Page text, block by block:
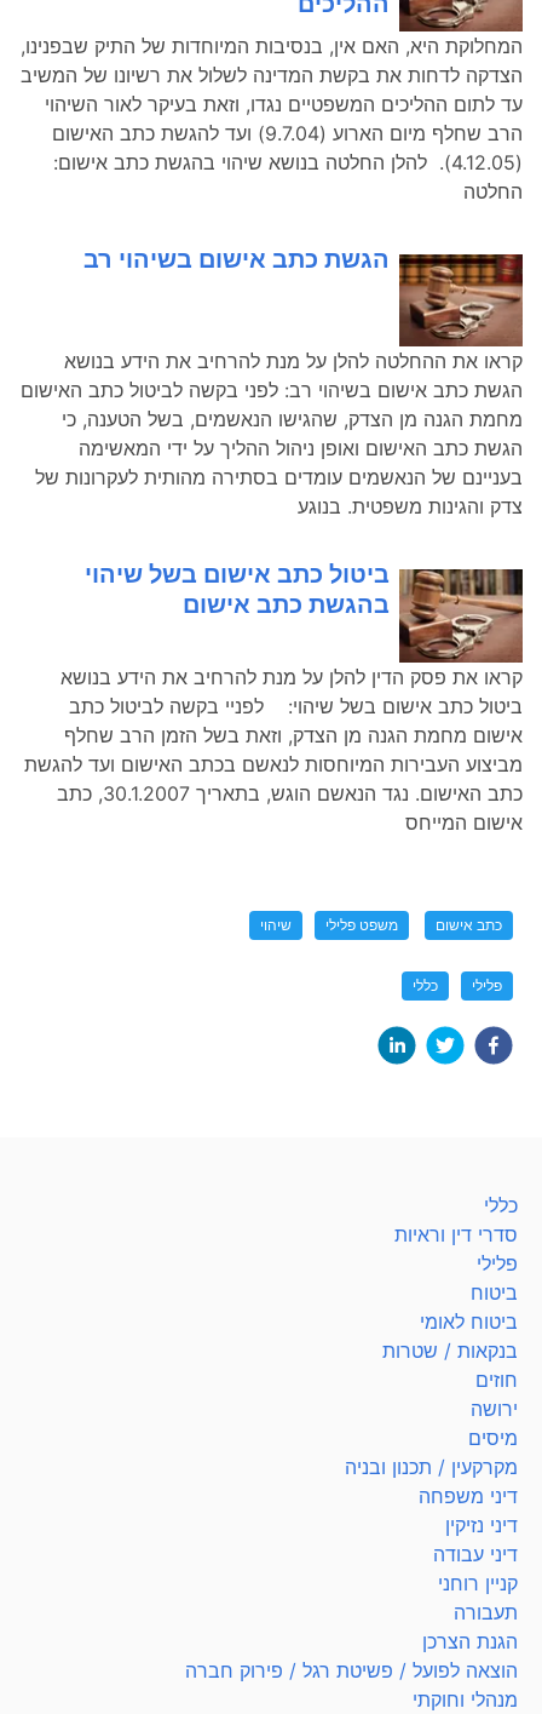
המחלוקת היא, האם אין, בנסיבות המיוחדות של התיק שבפנינו,
הצדקה לדחות את בקשת המדינה לשלול את רשיונו של המשיב
עד לתום ההליכים המשפטיים נגדו, וזאת בעיקר לאור השיהוי
הרב שחלף מיום הארוע (9.7.04) ועד להגשת כתב האישום
(4.12.05). להלן החלטה בנושא שיהוי בהגשת כתב אישום:
החלטה
הגשת כתב אישום בשיהוי רב
קראו את ההחלטה להלן על מנת להרחיב את הידע בנושא
הגשת כתב אישום בשיהוי רב: לפני בקשה לביטול כתב האישום
מחמת הגנה מן הצדק, שהגישו הנאשמים, בשל הטענה, כי
הגשת כתב האישום ואופן ניהול ההליך על ידי המאשימה
בעניינם של הנאשמים עומדים בסתירה מהותית לעקרונות של
צדק והגינות משפטית. בנוגע
ביטול כתב אישום בשל שיהוי
בהגשת כתב אישום
קראו את פסק הדין להלן על מנת להרחיב את הידע בנושא
ביטול כתב אישום בשל שיהוי: לפניי בקשה לביטול כתב
אישום מחמת הגנה מן הצדק, וזאת בשל הזמן הרב שחלף
מביצוע העבירות המיוחסות לנאשם בכתב האישום ועד להגשת
כתב האישום. נגד הנאשם הוגש, בתאריך 30.1.2007, כתב
אישום המייחס
כתב אישום משפט פלילי שיהוי
פלילי כללי
כללי
סדרי דין וראיות
פלילי
ביטוח
ביטוח לאומי
בנקאות / שטרות
חוזים
ירושה
מיסים
מקרקעין / תכנון ובניה
דיני משפחה
דיני נזיקין
דיני עבודה
קניין רוחני
תעבורה
הגנת הצרכן
הוצאה לפועל / פשיטת רגל / פירוק חברה
מנהלי וחוקתי